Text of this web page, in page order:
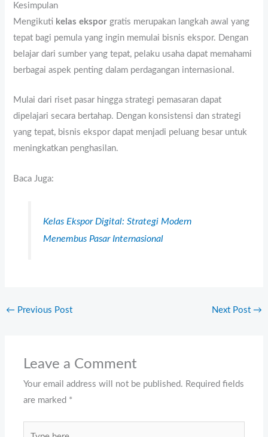
Kesimpulan
Mengikuti kelas ekspor gratis merupakan langkah awal yang
tepat bagi pemula yang ingin memulai bisnis ekspor. Dengan
belajar dari sumber yang tepat, pelaku usaha dapat memahami
berbagai aspek penting dalam perdagangan internasional.
Mulai dari riset pasar hingga strategi pemasaran dapat
dipelajari secara bertahap. Dengan konsistensi dan strategi
yang tepat, bisnis ekspor dapat menjadi peluang besar untuk
meningkatkan penghasilan.
Baca Juga:
Kelas Ekspor Digital: Strategi Modern
Menembus Pasar Internasional
← Previous Post Next Post →
Leave a Comment
Your email address will not be published. Required fields
are marked *